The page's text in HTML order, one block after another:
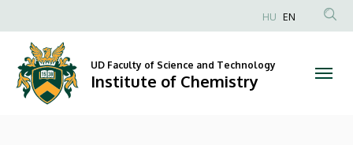
Éva
Juhászné
Tóth
to
content
Anonim
Felhasználói
fiók
HU EN
UD Faculty of Science and Technology
Institute of Chemistry